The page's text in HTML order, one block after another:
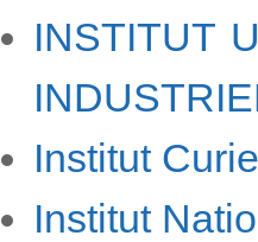
INSTITUT
Institut
Institut